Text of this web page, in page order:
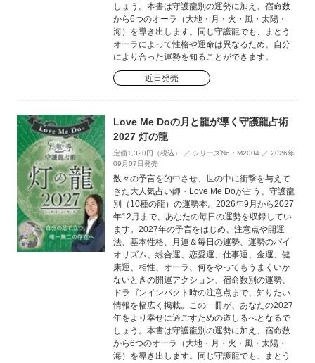
しょう。本書は守護龍別の運勢に加え、宿命数
から6つのオーラ（大地・月・火・風・太陽・
海）を導き出します。同じ守護龍でも、まとう
オーラによって性格や運命は異なるため、自分
により合った運勢を知ることができます。
近日発売
Love Me Doの月と龍が導く守護龍占術
2027 灯の龍
定価1,320円（税込） ／ シリーズNo：M2004 ／ 2026年
09月07日発売
数々の予言を的中させ、世の中に衝撃を与えて
きた大人気占い師・Love Me Doが占う、守護龍
別（10種の龍）の運勢本。2026年9月から2027
年12月まで、あなたの毎日の運勢を収録してい
ます。2027年の予言をはじめ、注意点や開運
法、基本性格、月運＆毎日の運勢、運勢のバイ
オリズム、総合運、恋愛運、仕事運、金運、健
康運、相性、オーラ、何をやってもうまくいか
ないときの開運アクション、宿命数別の運勢、
ドラゴンインパクト時の注意点まで、知りたい
情報を幅広く掲載。この一冊が、あなたの2027
年をより幸せに過ごすための道しるべとなるで
しょう。本書は守護龍別の運勢に加え、宿命数
から6つのオーラ（大地・月・火・風・太陽・
海）を導き出します。同じ守護龍でも、まとう